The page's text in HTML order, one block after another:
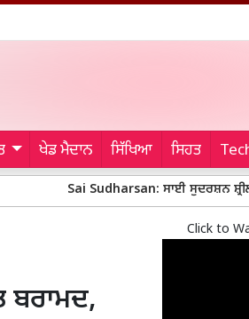
ਖੇਡ ਮੈਦਾਨ ਸਿੱਖਿਆ ਸਿਹਤ
Sai Sudharsan: ਸਾਈ ਸੁਦਰਸ਼ਨ ਸ਼੍ਰੀਲੰਕਾ ਟੈਸਟ
ਬਰਾਮਦ,
Click to